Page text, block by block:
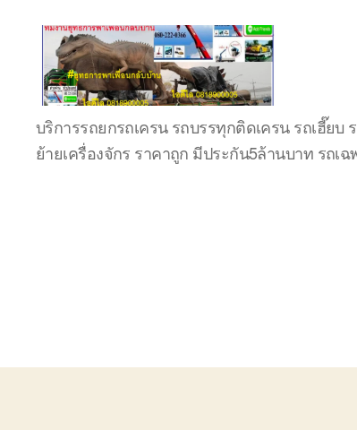
บริษัท
รถ
บรรทุก
รับจ้าง
บริการรถยกรถเครน รถบรรทุกติดเครน รถเฮี๊ยบ
ย้ายเครื่องจักร ราคาถูก มีประกัน5ล้านบาท รถเ